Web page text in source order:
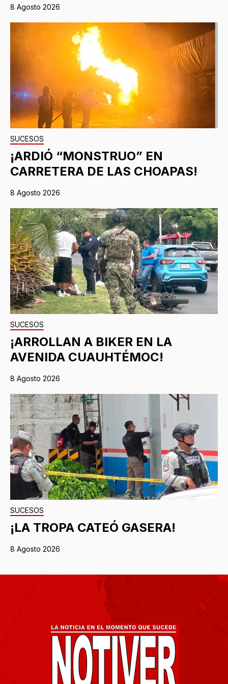
8 Agosto 2026
SUCESOS
¡ARDIÓ “MONSTRUO” EN
CARRETERA DE LAS CHOAPAS!
8 Agosto 2026
SUCESOS
¡ARROLLAN A BIKER EN LA
AVENIDA CUAUHTÉMOC!
8 Agosto 2026
SUCESOS
¡LA TROPA CATEÓ GASERA!
8 Agosto 2026